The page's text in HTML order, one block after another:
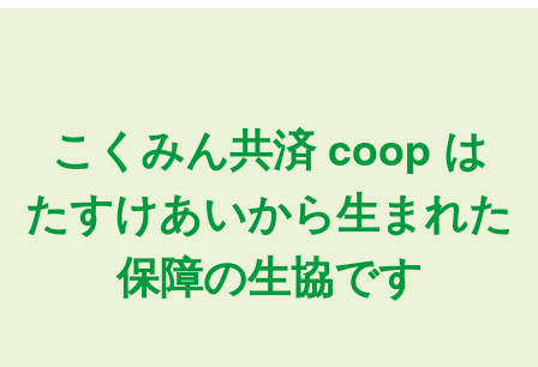
こくみん共済 coop は
たすけあいから生まれた
保障の生協です